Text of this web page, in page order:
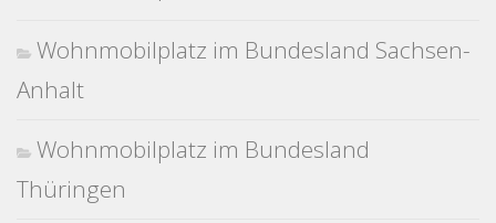
Wohnmobilplatz im Bundesland Sachsen-
Anhalt
Wohnmobilplatz im Bundesland
Thüringen